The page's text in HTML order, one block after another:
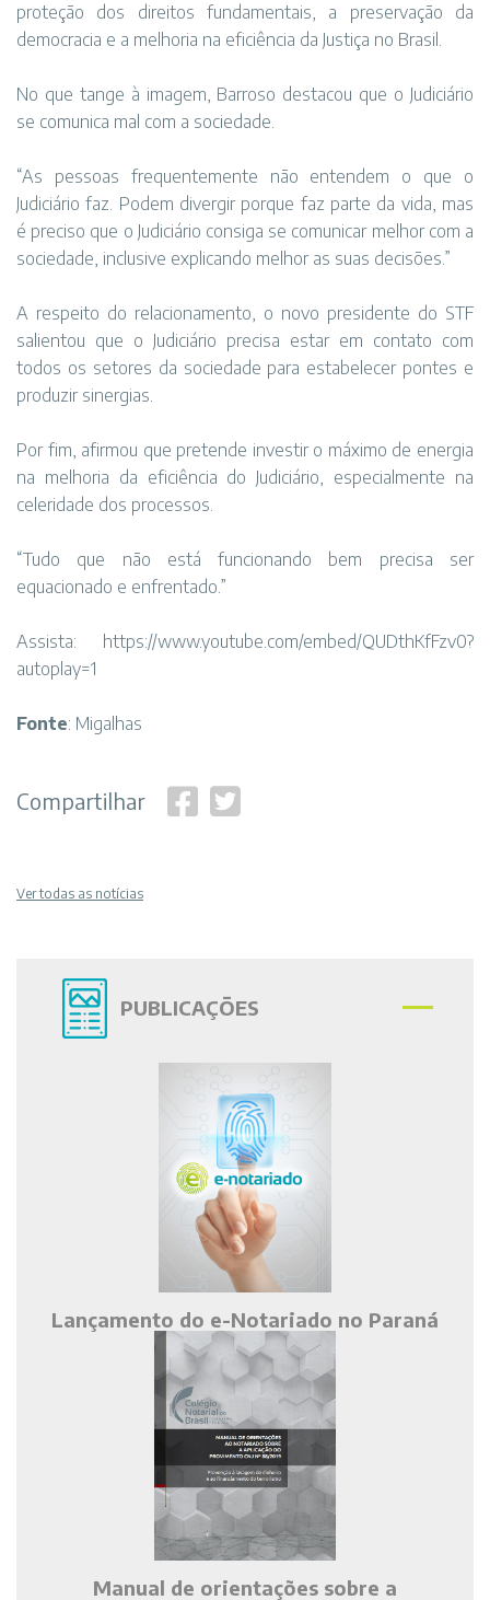
proteção dos direitos fundamentais, a preservação da
democracia e a melhoria na eficiência da Justiça no Brasil.
No que tange à imagem, Barroso destacou que o Judiciário
se comunica mal com a sociedade.
“As pessoas frequentemente não entendem o que o
Judiciário faz. Podem divergir porque faz parte da vida, mas
é preciso que o Judiciário consiga se comunicar melhor com a
sociedade, inclusive explicando melhor as suas decisões.”
A respeito do relacionamento, o novo presidente do STF
salientou que o Judiciário precisa estar em contato com
todos os setores da sociedade para estabelecer pontes e
produzir sinergias.
Por fim, afirmou que pretende investir o máximo de energia
na melhoria da eficiência do Judiciário, especialmente na
celeridade dos processos.
“Tudo que não está funcionando bem precisa ser
equacionado e enfrentado.”
Assista: https://www.youtube.com/embed/QUDthKfFzv0?
autoplay=1
Fonte: Migalhas
Compartilhar
Ver todas as notícias
PUBLICAÇÕES
Lançamento do e-Notariado no Paraná
Manual de orientações sobre a